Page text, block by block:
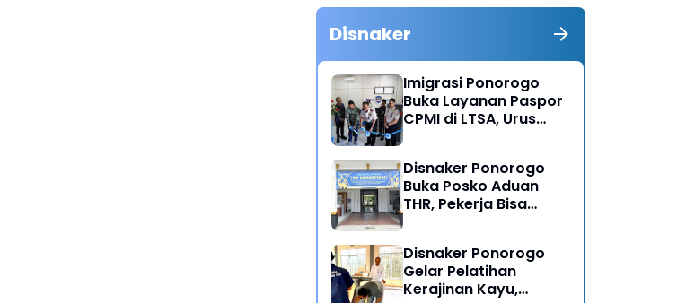
Disnaker
Imigrasi Ponorogo
Buka Layanan Paspor
CPMI di LTSA, Urus
Disnaker Ponorogo
Buka Posko Aduan
THR, Pekerja Bisa
Disnaker Ponorogo
Gelar Pelatihan
Kerajinan Kayu,